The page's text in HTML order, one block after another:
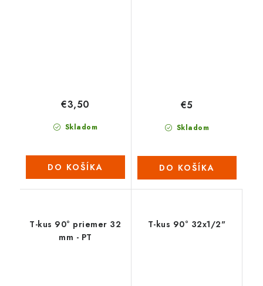
Skladom
€3,50
DO KOŠÍKA
Skladom
€5
DO KOŠÍKA
T-kus 90° priemer 32
mm - PT
T-kus 90° 32x1/2"